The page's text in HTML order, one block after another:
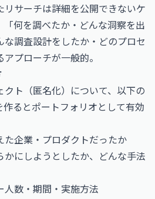
サーチは詳細を公開できないケ
何を調べたか・どんな洞察を出
な調査設計をしたか・どのプロセ
プローチが一般的。
ト（匿名化）について、以下の
るとポートフォリオとして有効
た企業・プロダクトだったか
かにしようとしたか、どんな手法
人数・期間・実施方法